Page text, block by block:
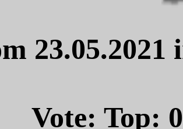
Vote: Top: 0